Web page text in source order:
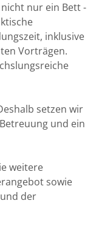
nur ein Bett -
inklusive
Vorträgen.
setzen wir
und ein
weitere
sowie
der